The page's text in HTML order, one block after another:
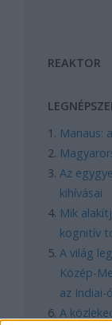
REAKTOR
Manaus:
Az
kihívásai
Mik
kognitív
A világ
Közép-
az Indiai-
A